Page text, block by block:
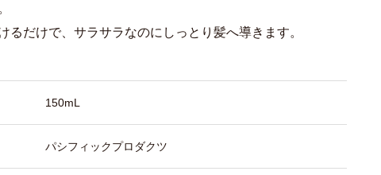
るだけで、サラサラなのにしっとり髪へ導きます。
150mL
パシフィックプロダクツ